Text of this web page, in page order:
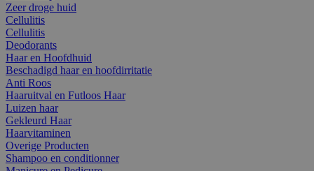
Zeer droge huid
Cellulitis
Cellulitis
Deodorants
Haar en Hoofdhuid
Beschadigd haar en hoofdirritatie
Anti Roos
Haaruitval en Futloos Haar
Luizen haar
Gekleurd Haar
Haarvitaminen
Overige Producten
Shampoo en conditionner